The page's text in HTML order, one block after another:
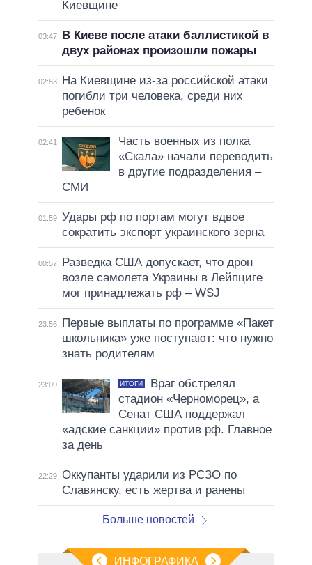
Киевщине
03:47
В Киеве после атаки баллистикой в
двух районах произошли пожары
02:53
На Киевщине из-за российской атаки
погибли три человека, среди них
ребенок
02:41
Часть военных из полка
«Скала» начали переводить
в другие подразделения –
СМИ
01:59 Удары рф по портам могут вдвое
сократить экспорт украинского зерна
00:57
Разведка США допускает, что дрон
возле самолета Украины в Лейпциге
мог принадлежать рф – WSJ
23:56
Первые выплаты по программе «Пакет
школьника» уже поступают: что нужно
знать родителям
23:09 ИТОГИ
Враг обстрелял
стадион «Черноморец», а
Сенат США поддержал
«адские санкции» против рф. Главное
за день
22:29 Оккупанты ударили из РСЗО по
Славянску, есть жертва и ранены
Больше новостей
ИНФОГРАФИКА